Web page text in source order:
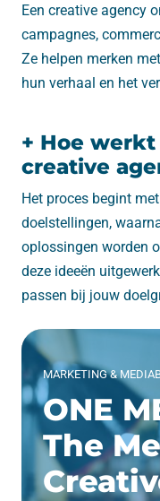
Een creative agency
campagnes,
Ze helpen merken
hun verhaal en het
+ Hoe
creative
Het proces begint
doelstellingen,
oplossingen worden
deze ideeën
passen bij jouw
MARKETING &
ONE
The